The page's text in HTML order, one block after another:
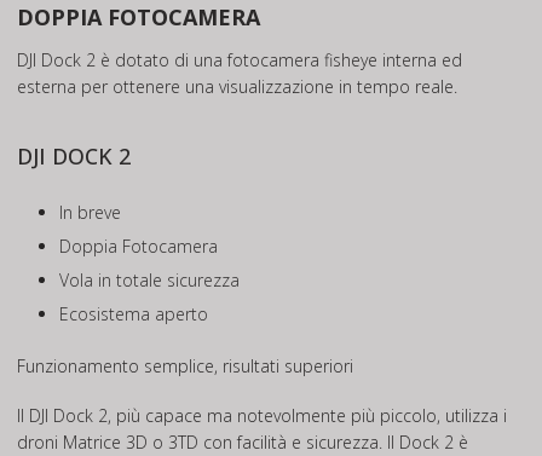
DOPPIA FOTOCAMERA
DJI Dock 2 è dotato di una fotocamera fisheye interna ed
esterna per ottenere una visualizzazione in tempo reale.
DJI DOCK 2
In breve
Doppia Fotocamera
Vola in totale sicurezza
Ecosistema aperto
Funzionamento semplice, risultati superiori
Il DJI Dock 2, più capace ma notevolmente più piccolo, utilizza i
droni Matrice 3D o 3TD con facilità e sicurezza. Il Dock 2 è